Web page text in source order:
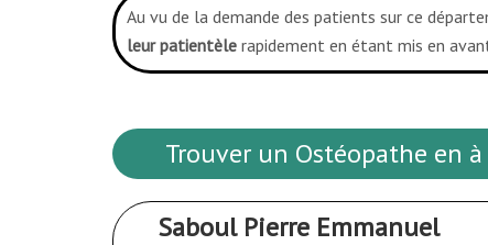
Au vu de la demande des patients sur ce
leur patientèle rapidement en étant mis en
Trouver un Ostéopathe en
Saboul Pierre Emmanuel